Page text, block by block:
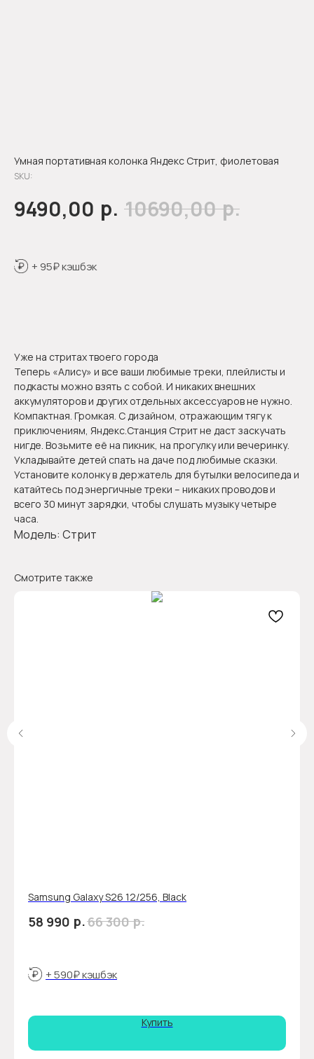
Умная портативная колонка Яндекс Стрит, фиолетовая
SKU:
9490,00 р. 10690,00 р.
+ 95₽ кэшбэк
Уже на стритах твоего города
Теперь «Алису» и все ваши любимые треки, плейлисты и
подкасты можно взять с собой. И никаких внешних
аккумуляторов и других отдельных аксессуаров не нужно.
Компактная. Громкая. С дизайном, отражающим тягу к
приключениям, Яндекс.Станция Стрит не даст заскучать
нигде. Возьмите её на пикник, на прогулку или вечеринку.
Укладывайте детей спать на даче под любимые сказки.
Установите колонку в держатель для бутылки велосипеда и
катайтесь под энергичные треки – никаких проводов и
всего 30 минут зарядки, чтобы слушать музыку четыре
часа.
Модель: Стрит
Смотрите также
Samsung Galaxy S26 12/256, Black
58 990 р.66 300 р.
+ 590₽ кэшбэк
Купить